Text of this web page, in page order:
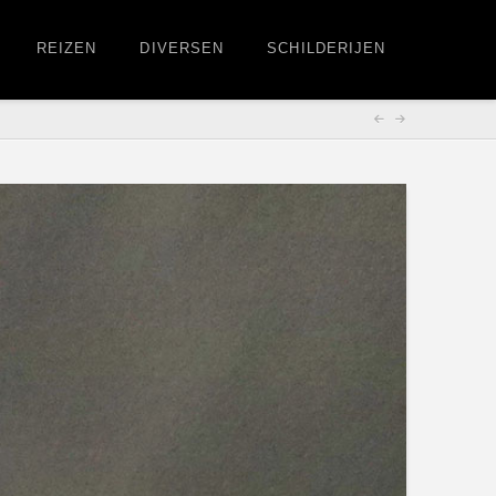
REIZEN DIVERSEN SCHILDERIJEN